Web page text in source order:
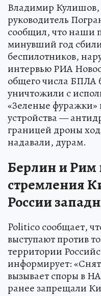
Владимир Кулишов,
руководитель
сообщил, что наши
минувший год
беспилотников,
интервью РИА
общего числа БПЛА
уничтожили с
«Зеленые
устройства —
границей дроны
надавали, дурам.
Берлин и Рим
стремления
России
Politico сообщает,
выступают против
территории
информирует:
вызывает споры в
ранее запрещали